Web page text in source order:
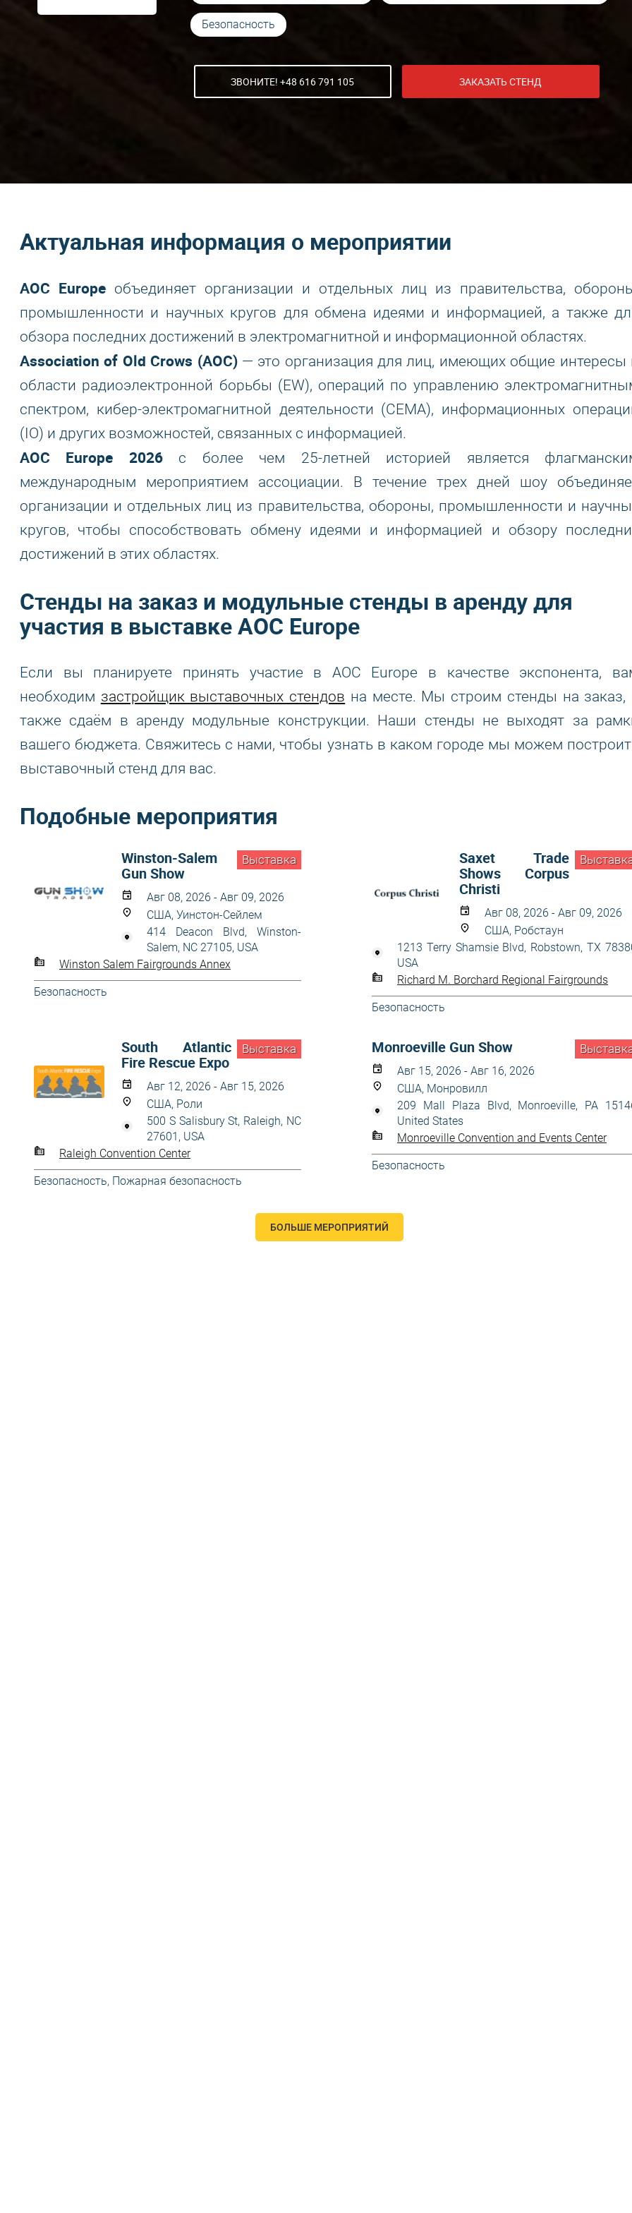
Безопасность
ЗВОНИТЕ! +48 616 791 105 ЗАКАЗАТЬ СТЕНД
Актуальная информация о мероприятии
AOC Europe объединяет организации и отдельных лиц из правительства,
промышленности и научных кругов для обмена идеями и информацией, а также
обзора последних достижений в электромагнитной и информационной областях.
Association of Old Crows (AOC)— это организация для лиц, имеющих общие интересы
области радиоэлектронной борьбы (EW), операций по управлению
спектром, кибер-электромагнитной деятельности (CEMA), информационных
(IO) и других возможностей, связанных с информацией.
AOC Europe 2026с более чем 25-летней историей является
международным мероприятием ассоциации. В течение трех дней шоу
организации и отдельных лиц из правительства, обороны, промышленности и
кругов, чтобы способствовать обмену идеями и информацией и обзору
достижений в этих областях.
Стенды на заказ и модульные стенды в аренду для
участия в выставке AOC Europe
Если вы планируете принять участие в AOC Europe в качестве экспонента,
необходим застройщик выставочных стендов на месте. Мы строим стенды на заказ,
также сдаём в аренду модульные конструкции. Наши стенды не выходят за
вашего бюджета. Свяжитесь с нами, чтобы узнать в каком городе мы можем
выставочный стенд для вас.
Подобные мероприятия
Выставка
Winston-Salem
Gun Show
Авг 08, 2026 - Авг 09, 2026
США, Уинстон-Сейлем
414 Deacon Blvd, Winston-
Salem, NC 27105, USA
Winston Salem Fairgrounds Annex
Безопасность
Saxet Trade
Shows Corpus
Christi
Авг 08, 2026 - Авг 09, 2026
США, Робстаун
1213 Terry Shamsie Blvd, Robstown, TX
USA
Richard M. Borchard Regional Fairgrounds
Безопасность
Выставка
South Atlantic
Fire Rescue Expo
Авг 12, 2026 - Авг 15, 2026
США, Роли
500 S Salisbury St, Raleigh, NC
27601, USA
Raleigh Convention Center
Безопасность, Пожарная безопасность
Monroeville Gun Show
Авг 15, 2026 - Авг 16, 2026
США, Монровилл
209 Mall Plaza Blvd, Monroeville, PA
United States
Monroeville Convention and Events Center
Безопасность
БОЛЬШЕ МЕРОПРИЯТИЙ